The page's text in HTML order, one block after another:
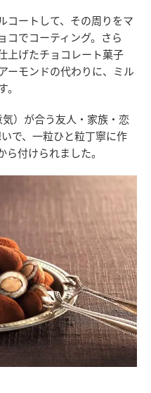
コートして、その周りをマ
コでコーティング。さら
上げたチョコレート菓子
ーモンドの代わりに、ミル
）が合う友人・家族・恋
で、一粒ひと粒丁寧に作
付けられました。